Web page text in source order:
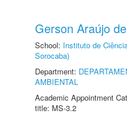
Gerson Araújo
School: Instituto de
Sorocaba)
Department:
AMBIENTAL
Academic Appointment
title: MS-3.2